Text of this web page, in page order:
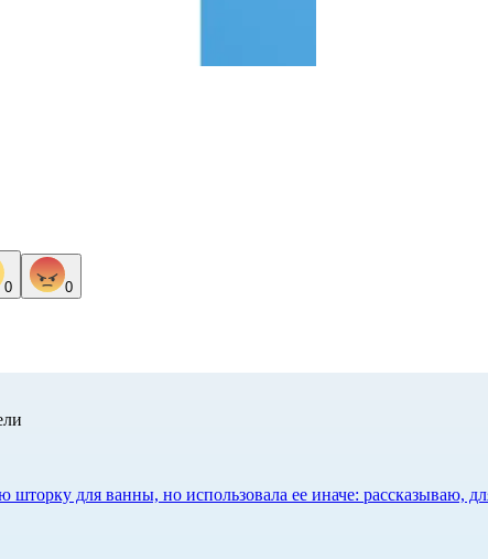
0 0
для ванны, но использовала ее иначе: рассказываю,